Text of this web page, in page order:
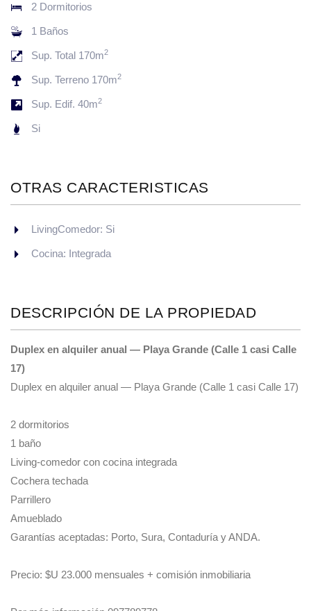
2 Dormitorios
1 Baños
Sup. Total 170m2
Sup. Terreno 170m2
Sup. Edif. 40m2
Si
OTRAS CARACTERISTICAS
LivingComedor: Si
Cocina: Integrada
DESCRIPCIÓN DE LA PROPIEDAD
Duplex en alquiler anual — Playa Grande (Calle 1 casi Calle
17)
Duplex en alquiler anual — Playa Grande (Calle 1 casi Calle 17)
2 dormitorios
1 baño
Living-comedor con cocina integrada
Cochera techada
Parrillero
Amueblado
Garantías aceptadas: Porto, Sura, Contaduría y ANDA.
Precio: $U 23.000 mensuales + comisión inmobiliaria